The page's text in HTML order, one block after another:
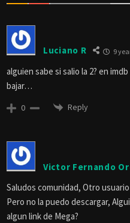
Luciano R 9
alguien sabe si salio la 2? en
bajar…
0 Reply
Victor Fernando
Saludos comunidad, Otro
Pero no la puedo descargar,
algun link de Mega?